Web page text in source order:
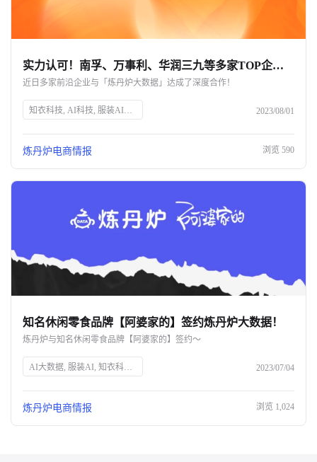
实力认可！南孚、万事利、华润三九等多家TOP企业与炼丹炉大数据达成深度合作
近日多家前沿企业与「炼丹炉大数据」达成了深度合作！
知衣科技, AI科技, 服装AI大数据, 炼丹炉大数据, 数据分析, 商业决策, 电商数据, 淘系电商, 京东, 抖音, 小红书, 数据采集, 行业洞察, 竞品分析, 品牌增长, 数字营销 2023/08/01
炼丹炉电商情报 浏览 590
知名休闲零食品牌【阿婆家的】签约炼丹炉大数据！
炼丹炉与知名休闲零食品牌【阿婆家的】签约～
AI大数据, 服装AI, 知衣科技, 阿婆家的, 休闲零食, 炼丹炉大数据, 商业趋势洞察, 数据采集, 电商数据分析 2023/07/04
炼丹炉电商情报 浏览 1,024